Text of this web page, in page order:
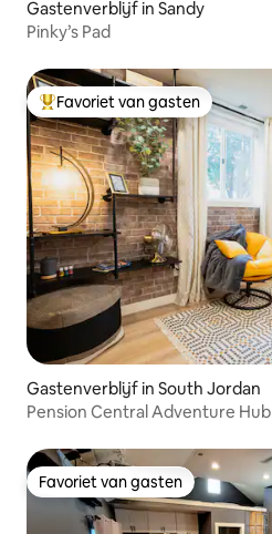
Gastenverblijf in Sandy
Pinky’s Pad
Topfavoriet van gasten
Favoriet van gasten
Gastenverblijf in South Jordan
Pension Central Adventure Hub
Favoriet van gasten
Favoriet van gasten